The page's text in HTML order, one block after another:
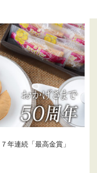
年連続「最高金賞」